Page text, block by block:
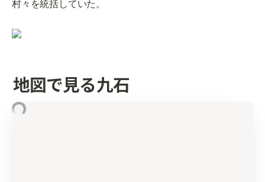
村々を統括していた。
地図で見る九石